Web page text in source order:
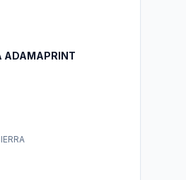
ADAMAPRINT